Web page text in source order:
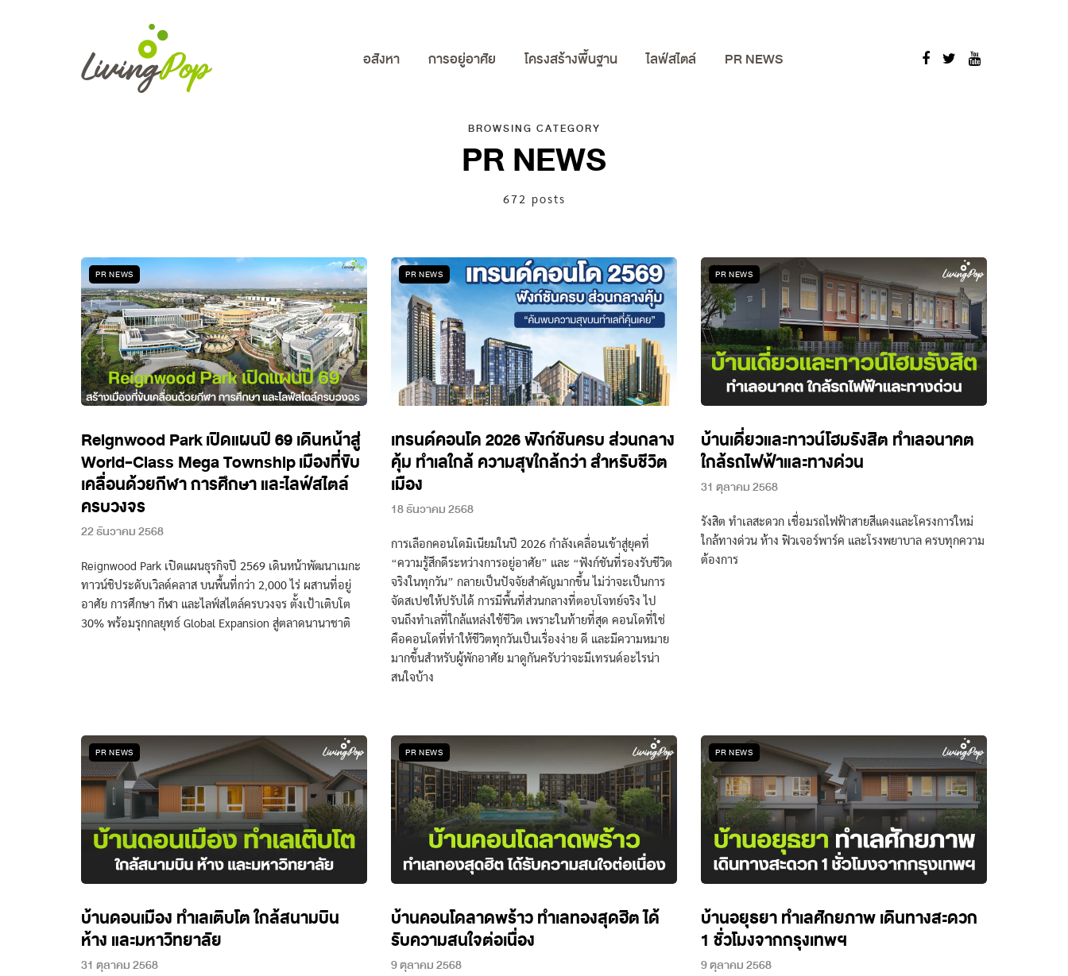
อสังหา การอยู่อาศัย โครงสร้างพื้นฐาน ไลฟ์สไตล์ PR NEWS
BROWSING CATEGORY
PR NEWS
672 posts
PR NEWS
Reignwood Park เปิดแผนปี 69 เดินหน้าสู่
World-Class Mega Township เมืองที่ขับ
เคลื่อนด้วยกีฬา การศึกษา และไลฟ์สไตล์
ครบวงจร
22 ธันวาคม 2568
Reignwood Park เปิดแผนธุรกิจปี 2569 เดินหน้าพัฒนาเมกะ
ทาวน์ชิประดับเวิลด์คลาส บนพื้นที่กว่า 2,000 ไร่ ผสานที่อยู่
อาศัย การศึกษา กีฬา และไลฟ์สไตล์ครบวงจร ตั้งเป้าเติบโต
30% พร้อมรุกกลยุทธ์ Global Expansion สู่ตลาดนานาชาติ
PR NEWS
เทรนด์คอนโด 2026 ฟังก์ชันครบ ส่วนกลาง
คุ้ม ทำเลใกล้ ความสุขใกล้กว่า สำหรับชีวิต
เมือง
18 ธันวาคม 2568
การเลือกคอนโดมิเนียมในปี 2026 กำลังเคลื่อนเข้าสู่ยุคที่
“ความรู้สึกดีระหว่างการอยู่อาศัย” และ “ฟังก์ชันที่รองรับชีวิต
จริงในทุกวัน” กลายเป็นปัจจัยสำคัญมากขึ้น ไม่ว่าจะเป็นการ
จัดสเปซให้ปรับได้ การมีพื้นที่ส่วนกลางที่ตอบโจทย์จริง ไป
จนถึงทำเลที่ใกล้แหล่งใช้ชีวิต เพราะในท้ายที่สุด คอนโดที่ใช่
คือคอนโดที่ทำให้ชีวิตทุกวันเป็นเรื่องง่าย ดี และมีความหมาย
มากขึ้นสำหรับผู้พักอาศัย มาดูกันครับว่าจะมีเทรนด์อะไรน่า
สนใจบ้าง
PR NEWS
บ้านเดี่ยวและทาวน์โฮมรังสิต ทำเลอนาคต
ใกล้รถไฟฟ้าและทางด่วน
31 ตุลาคม 2568
รังสิต ทำเลสะดวก เชื่อมรถไฟฟ้าสายสีแดงและโครงการใหม่
ใกล้ทางด่วน ห้าง ฟิวเจอร์พาร์ค และโรงพยาบาล ครบทุกความ
ต้องการ
PR NEWS
บ้านดอนเมือง ทำเลเติบโต ใกล้สนามบิน
ห้าง และมหาวิทยาลัย
31 ตุลาคม 2568
PR NEWS
บ้านคอนโดลาดพร้าว ทำเลทองสุดฮิต ได้
รับความสนใจต่อเนื่อง
9 ตุลาคม 2568
PR NEWS
บ้านอยุธยา ทำเลศักยภาพ เดินทางสะดวก
1 ชั่วโมงจากกรุงเทพฯ
9 ตุลาคม 2568